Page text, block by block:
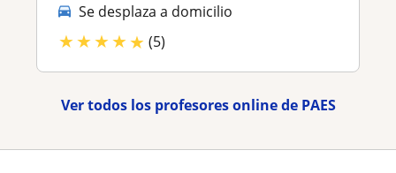
Se desplaza a domicilio
★★★★★ (5)
Ver todos los profesores online de PAES